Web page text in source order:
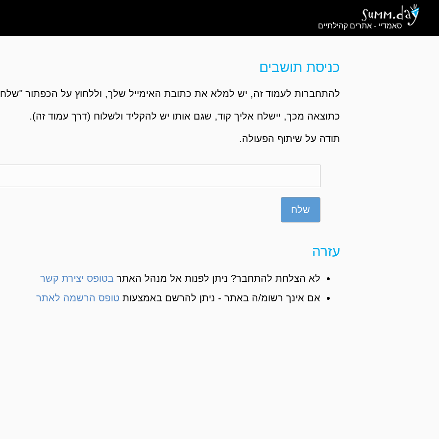
סאמדיי - אתרים קהילתיים
כניסת תושבים
להתחברות לעמוד זה, יש למלא את כתובת האימייל שלך, וללחוץ על הכפתור
כתוצאה מכך, יישלח אליך קוד, שגם אותו יש להקליד ולשלוח (דרך עמוד זה).
תודה על שיתוף הפעולה.
שלח
עזרה
לא הצלחת להתחבר? ניתן לפנות אל מנהל האתר בטופס יצירת קשר
אם אינך רשומ/ה באתר - ניתן להרשם באמצעות טופס הרשמה לאתר